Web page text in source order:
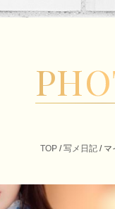
TOP/写メ日記/ マ